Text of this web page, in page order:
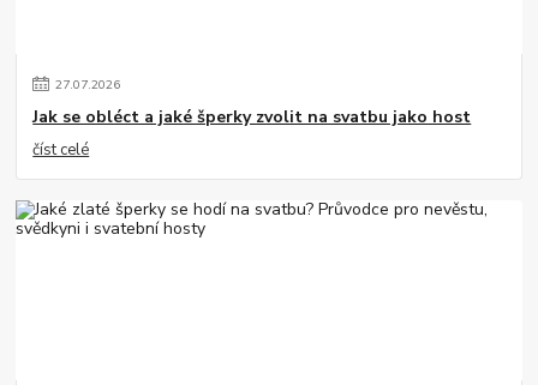
27.07.2026
Jak se obléct a jaké šperky zvolit na svatbu jako host
číst celé